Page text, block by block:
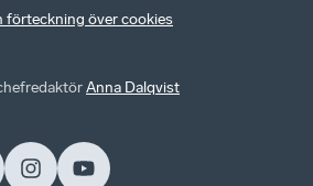
förteckning över cookies
Anna Dalqvist